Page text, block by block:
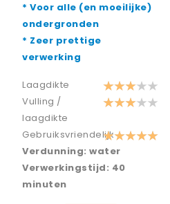
* Voor alle (en moeilijke)
ondergronden
* Zeer prettige
verwerking
Laagdikte
Vulling /
laagdikte
Gebruiksvriendelijk
Verdunning: water
Verwerkingstijd: 40
minuten